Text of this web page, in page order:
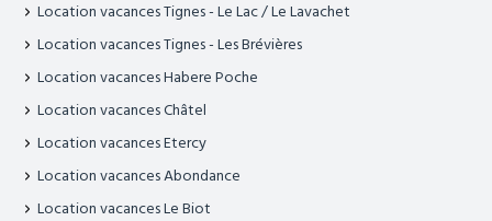
Location vacances Tignes - Le Lac / Le Lavachet
Location vacances Tignes - Les Brévières
Location vacances Habere Poche
Location vacances Châtel
Location vacances Etercy
Location vacances Abondance
Location vacances Le Biot